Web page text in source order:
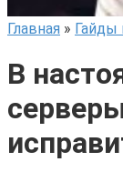
Главная » Гайды
В